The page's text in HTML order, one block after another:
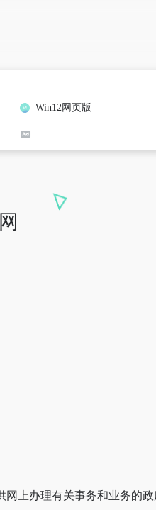
Win12网页版
上办理有关事务和业务的